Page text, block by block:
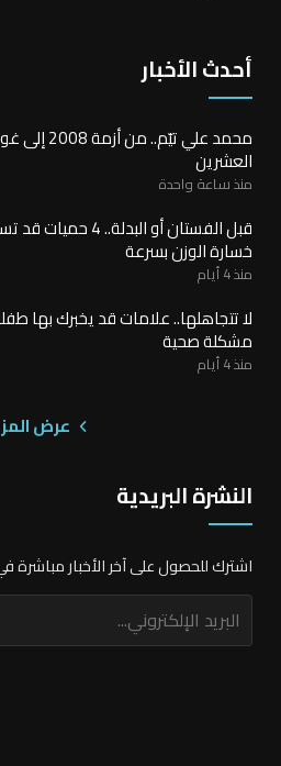
أحدث الأخبار
محمد علي تيّم..
العشرين
منذ ساعة واحدة
قبل الفستان أو
خسارة الوزن بسرعة
منذ 4 أيام
لا تتجاهلها.. علامات قد يخبرك بها
مشكلة صحية
منذ 4 أيام
عرض
النشرة البريدية
اشترك للحصول على آخر الأخبار مباشرة